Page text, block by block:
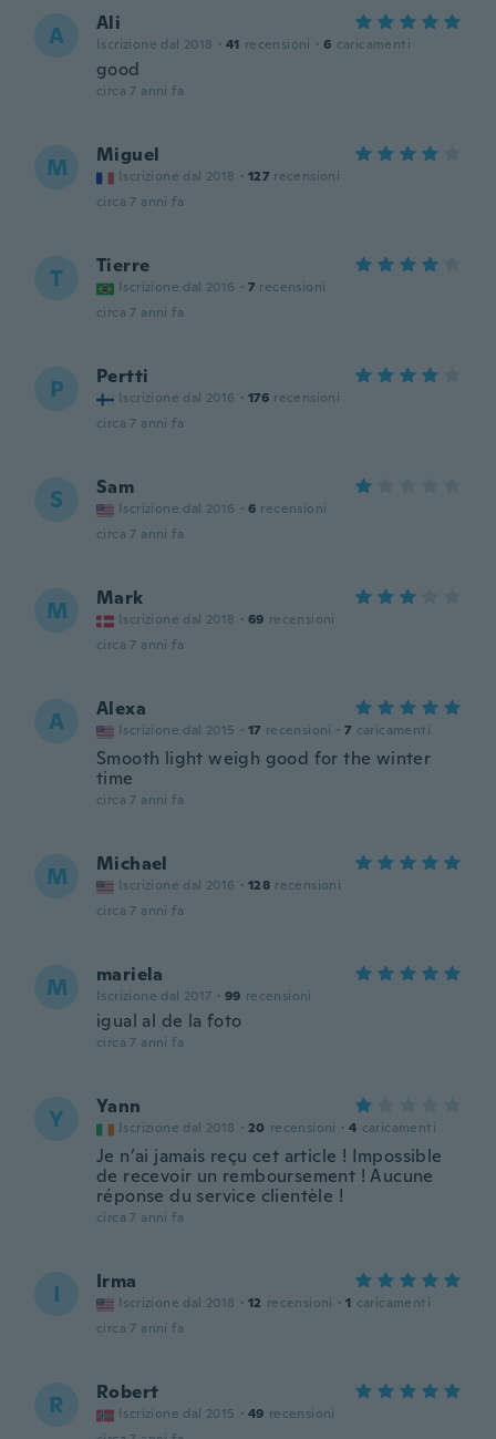
A Ali
Iscrizione dal 2018 · 41 recensioni · 6 caricamenti
good
circa 7 anni fa
M Miguel
Iscrizione dal 2018 · 127 recensioni
circa 7 anni fa
T Tierre
Iscrizione dal 2016 · 7 recensioni
circa 7 anni fa
P Pertti
Iscrizione dal 2016 · 176 recensioni
circa 7 anni fa
S Sam
Iscrizione dal 2016 · 6 recensioni
circa 7 anni fa
M Mark
Iscrizione dal 2018 · 69 recensioni
circa 7 anni fa
A Alexa
Iscrizione dal 2015 · 17 recensioni · 7 caricamenti
Smooth light weigh good for the winter
time
circa 7 anni fa
M Michael
Iscrizione dal 2016 · 128 recensioni
circa 7 anni fa
M mariela
Iscrizione dal 2017 · 99 recensioni
igual al de la foto
circa 7 anni fa
Y Yann
Iscrizione dal 2018 · 20 recensioni · 4 caricamenti
Je n’ai jamais reçu cet article ! Impossible
de recevoir un remboursement ! Aucune
réponse du service clientèle !
circa 7 anni fa
I Irma
Iscrizione dal 2018 · 12 recensioni · 1 caricamenti
circa 7 anni fa
R Robert
Iscrizione dal 2015 · 49 recensioni